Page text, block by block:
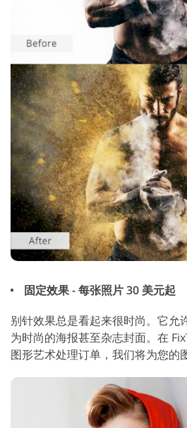
固定效果 - 每张照片 30 美元起
别针效果总是看起来很时尚。它允
为时尚的海报甚至杂志封面。在
图形艺术处理订单，我们将为您的